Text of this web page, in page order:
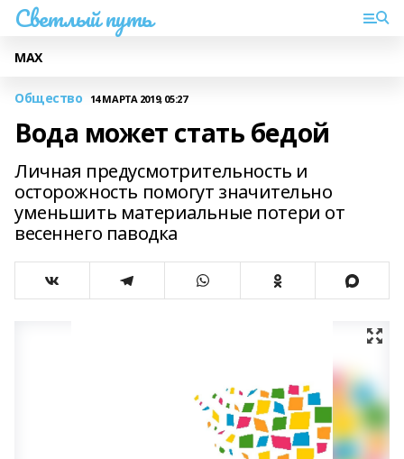
Светлый путь
МАХ
Общество 14 МАРТА 2019, 05:27
Вода может стать бедой
Личная предусмотрительность и
осторожность помогут значительно
уменьшить материальные потери от
весеннего паводка